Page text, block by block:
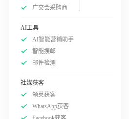
广交会采购商
AI工具
AI智能营销助手
智能搜邮
邮件检测
社媒获客
领英获客
WhatsApp获客